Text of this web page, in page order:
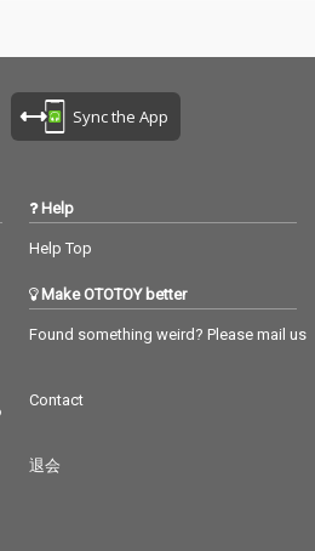
Sync the App
Help
Help Top
Make OTOTOY better
Found something weird? Please mail us
Contact
退会